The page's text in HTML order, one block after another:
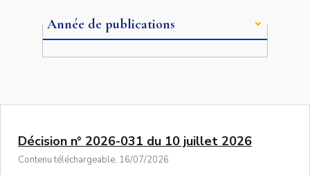
Année de publications
Décision n° 2026-031 du 10 juillet 2026
Contenu téléchargeable, 16/07/2026